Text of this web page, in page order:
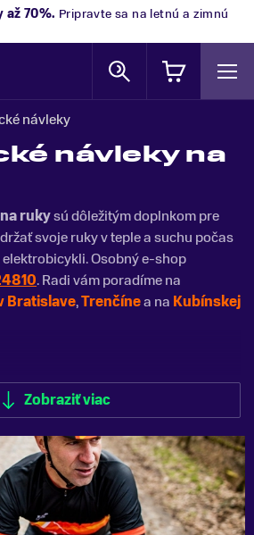
až 70%. Pripravte sa na letnú a zimnú
návleky
návleky na
rukysú dôležitým doplnkom pre
svoje ruky v teple a suchu počas
Osobný e-shop
. Radi vám poradíme na
Bratislave,Trenčínea na Kubínskej
Zobraziť viac
Zobraziť menej